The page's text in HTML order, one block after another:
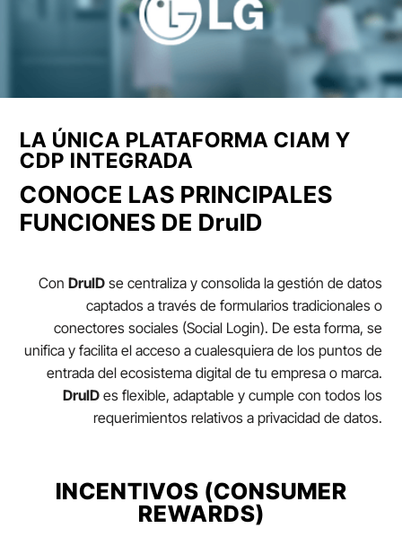
LA ÚNICA PLATAFORMA CIAM Y
CDP INTEGRADA
CONOCE LAS PRINCIPALES
FUNCIONES DE DruID
Con DruIDse centraliza y consolida la gestión de datos
captados a través de formularios tradicionales o
conectores sociales (Social Login). De esta forma, se
unifica y facilita el acceso a cualesquiera de los puntos de
entrada del ecosistema digital de tu empresa o marca.
DruIDes flexible, adaptable y cumple con todos los
requerimientos relativos a privacidad de datos.
INCENTIVOS (CONSUMER
REWARDS)